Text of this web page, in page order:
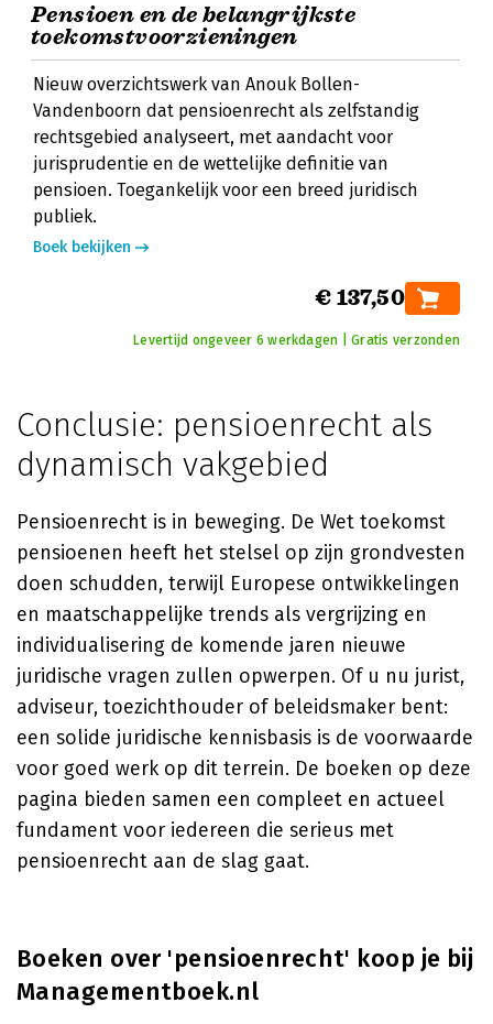
Pensioen en de belangrijkste
toekomstvoorzieningen
Nieuw overzichtswerk van Anouk Bollen-
Vandenboorn dat pensioenrecht als zelfstandig
rechtsgebied analyseert, met aandacht voor
jurisprudentie en de wettelijke definitie van
pensioen. Toegankelijk voor een breed juridisch
publiek.
Boek bekijken
€ 137,50
Levertijd ongeveer 6 werkdagen | Gratis verzonden
Conclusie: pensioenrecht als
dynamisch vakgebied
Pensioenrecht is in beweging. De Wet toekomst
pensioenen heeft het stelsel op zijn grondvesten
doen schudden, terwijl Europese ontwikkelingen
en maatschappelijke trends als vergrijzing en
individualisering de komende jaren nieuwe
juridische vragen zullen opwerpen. Of u nu jurist,
adviseur, toezichthouder of beleidsmaker bent:
een solide juridische kennisbasis is de voorwaarde
voor goed werk op dit terrein. De boeken op deze
pagina bieden samen een compleet en actueel
fundament voor iedereen die serieus met
pensioenrecht aan de slag gaat.
Boeken over 'pensioenrecht' koop je bij
Managementboek.nl